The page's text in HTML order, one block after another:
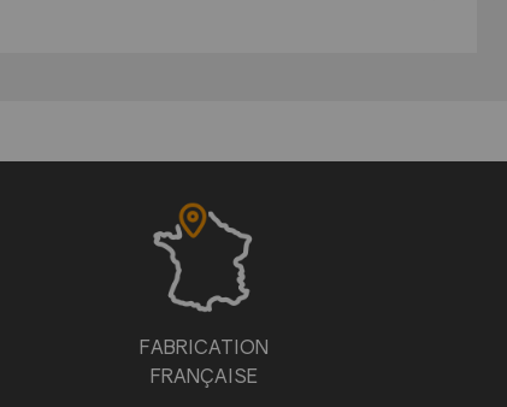
FABRICATION
FRANÇAISE